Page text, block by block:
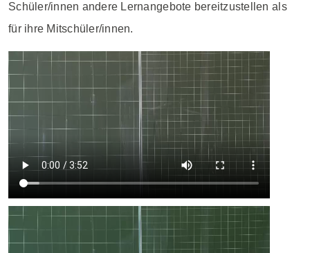
Schüler/innen andere Lernangebote bereitzustellen als
für ihre Mitschüler/innen.